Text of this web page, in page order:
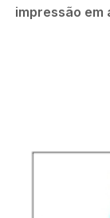
impressão em